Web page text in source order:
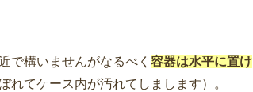
で構いませんがなるべく 容器は水平に置け
れてケース内が汚れてしまします）。